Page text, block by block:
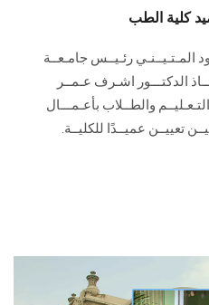
كلية الطب
المـتـيــنـي رئـيــس جامـعــة
الدكتـــور اشـرف عـمــر
والطــلاب بأعـمـــال
تعييــن عميــدًا للكليــة.